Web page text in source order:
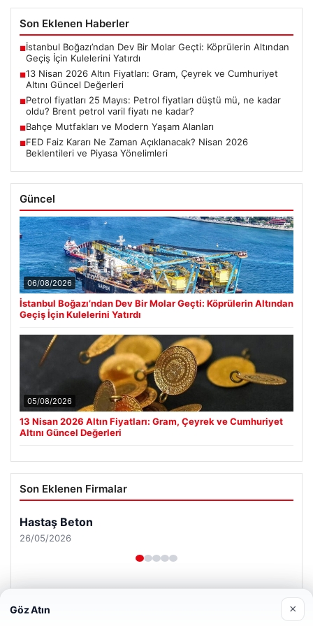
Son Eklenen Haberler
■İstanbul Boğazı’ndan Dev Bir Molar Geçti: Köprülerin Altından
Geçiş İçin Kulelerini Yatırdı
■13 Nisan 2026 Altın Fiyatları: Gram, Çeyrek ve Cumhuriyet
Altını Güncel Değerleri
■Petrol fiyatları 25 Mayıs: Petrol fiyatları düştü mü, ne kadar
oldu? Brent petrol varil fiyatı ne kadar?
■Bahçe Mutfakları ve Modern Yaşam Alanları
■FED Faiz Kararı Ne Zaman Açıklanacak? Nisan 2026
Beklentileri ve Piyasa Yönelimleri
Güncel
06/08/2026
İstanbul Boğazı’ndan Dev Bir Molar Geçti: Köprülerin Altından
Geçiş İçin Kulelerini Yatırdı
05/08/2026
13 Nisan 2026 Altın Fiyatları: Gram, Çeyrek ve Cumhuriyet
Altını Güncel Değerleri
Son Eklenen Firmalar
Hastaş Beton
26/05/2026
Göz Atın ×